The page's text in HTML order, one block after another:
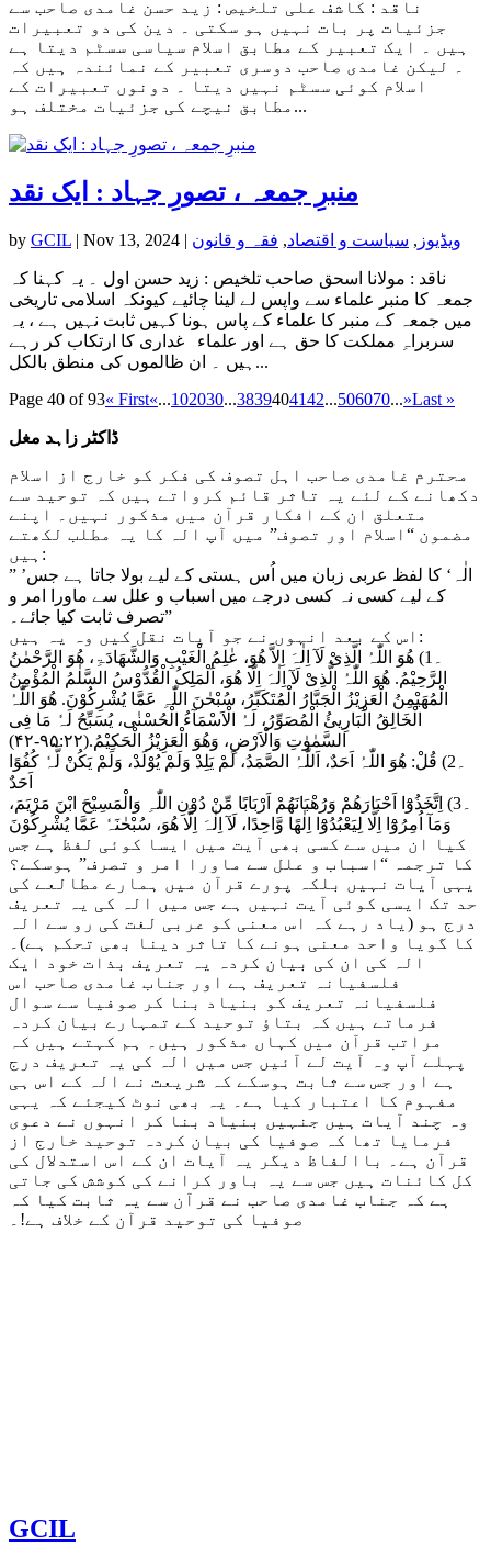
ناقد : کاشف علی تلخیص : زید حسن غامدی صاحب سے
جزئیات پر بات نہیں ہو سکتی ۔ دین کی دو تعبیرات
ہیں ۔ ایک تعبیر کے مطابق اسلام سیاسی سسٹم دیتا ہے
۔ لیکن غامدی صاحب دوسری تعبیر کے نمائندہ ہیں کہ
اسلام کوئی سسٹم نہیں دیتا ۔ دونوں تعبیرات کے
مطابق نیچے کی جزئیات مختلف ہو...
منبرِ جمعہ ، تصورِ جہاد : ایک نقد
by GCIL | Nov 13, 2024 | ویڈیوز , سیاست و اقتصاد, فقہ و قانون
ناقد : مولانا اسحق صاحب تلخیص : زید حسن اول ۔ یہ کہنا کہ
جمعہ کا منبر علماء سے واپس لے لینا چائیے کیونکہ اسلامی تاریخی
میں جمعہ کے منبر کا علماء کے پاس ہونا کہیں ثابت نہیں ہے ، یہ
سربراہِ مملکت کا حق ہے اور علماء غداری کا ارتکاب کر رہے
ہیں ۔ ان ظالموں کی منطق بالکل...
Page 40 of 93« First«...102030...3839404142...506070...»Last »
ڈاکٹر زاہد مغل
محترم غامدی صاحب اہل تصوف کی فکر کو خارج از اسلام
دکھانے کے لئے یہ تاثر قائم کرواتے ہیں کہ توحید سے
متعلق ان کے افکار قرآن میں مذکور نہیں۔ اپنے
مضمون “اسلام اور تصوف” میں آپ الہ کا یہ مطلب لکھتے
ہیں:
” ’الٰہ‘ کا لفظ عربی زبان میں اُس ہستی کے لیے بولا جاتا ہے جس
کے لیے کسی نہ کسی درجے میں اسباب و علل سے ماورا امر و
تصرف ثابت کیا جائے۔”
اس کے بعد انہوں نے جو آیات نقل کیں وہ یہ ہیں:
۔1) ھُوَ اللّٰہُ الَّذِیْ لَآ اِلٰہَ اِلاَّ ھُوَ، عٰلِمُ الْغَیْبِ وَالشَّھَادَۃِ، ھُوَ الرَّحْمٰنُ
الرَّحِیْمُ. ھُوَ اللّٰہُ الَّذِیْ لَآ اِلٰہَ اِلَّا ھُوَ، اَلْمَلِکُ الْقُدُّوْسُ السَّلٰمُ الْمُؤْمِنُ
الْمُھَیْمِنُ الْعَزِیْزُ الْجَبَّارُ الْمُتَکَبِّرُ، سُبْحٰنَ اللّٰہِ عَمَّا یُشْرِکُوْنَ. ھُوَ اللّٰہُ
الْخَالِقُ الْبَارِیئُ الْمُصَوِّرُ، لَہُ الْاَسْمَآءُ الْحُسْنٰی، یُسَبِّحُ لَہٗ مَا فِی
السَّمٰوٰتِ وَالْاَرْضِ، وَھُوَ الْعَزِیْزُ الْحَکِیْمُ.(۹۵:۲۲-۴۲)
۔2) قُلْ: ھُوَ اللّٰہُ اَحَدٌ، اَللّٰہُ الصَّمَدُ، لَمْ یَلِدْ وَلَمْ یُوْلَدْ، وَلَمْ یَکُنْ لَّہٗ کُفُوًا
اَحَدٌ
۔3) اِتَّخَذُوْٓا اَحْبَارَھُمْ وَرُھْبَانَھُمْ اَرْبَابًا مِّنْ دُوْنِ اللّٰہِ وَالْمَسِیْحَ ابْنَ مَرْیَمَ،
وَمَآ اُمِرُوْٓا اِلَّا لِیَعْبُدُوْٓا اِلٰھًا وَّاحِدًا، لَآ اِلٰہَ اِلَّا ھُوَ، سُبْحٰنَہٗ عَمَّا یُشْرِکُوْنَ
کیا ان میں سے کسی بھی آیت میں ایسا کوئی لفظ ہے جس
کا ترجمہ “اسباب و علل سے ماورا امر و تصرف” ہوسکے؟
یہی آیات نہیں بلکہ پورے قرآن میں ہمارے مطالعے کی
حد تک ایسی کوئی آیت نہیں ہے جس میں الہ کی یہ تعریف
درج ہو (یاد رہے کہ اس معنی کو عربی لغت کی رو سے الہ
کا گویا واحد معنی ہونے کا تاثر دینا بھی تحکم ہے)۔
الہ کی ان کی بیان کردہ یہ تعریف بذات خود ایک
فلسفیانہ تعریف ہے اور جناب غامدی صاحب اس
فلسفیانہ تعریف کو بنیاد بنا کر صوفیا سے سوال
فرماتے ہیں کہ بتاؤ توحید کے تمہارے بیان کردہ
مراتب قرآن میں کہاں مذکور ہیں۔ ہم کہتے ہیں کہ
پہلے آپ وہ آیت لے آئیں جس میں الہ کی یہ تعریف درج
ہے اور جس سے ثابت ہوسکے کہ شریعت نے الہ کے اس ہی
مفہوم کا اعتبار کیا ہے۔ یہ بھی نوٹ کیجئے کہ یہی
وہ چند آیات ہیں جنہیں بنیاد بنا کر انہوں نے دعوی
فرمایا تھا کہ صوفیا کی بیان کردہ توحید خارج از
قرآن ہے۔ باالفاظ دیگر یہ آیات ان کے اس استدلال کی
کل کائنات ہیں جس سے یہ باور کرانے کی کوشش کی جاتی
ہے کہ جناب غامدی صاحب نے قرآن سے یہ ثابت کیا کہ
صوفیا کی توحید قرآن کے خلاف ہے!۔
GCIL